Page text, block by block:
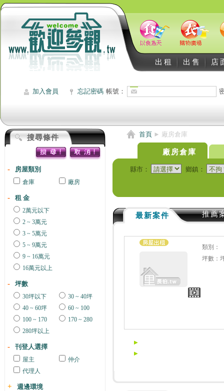
出租 出售 店
帳號：
加入會員 忘記密碼
搜尋條件
房屋類別
倉庫 廠房
租 金
2萬元以下
2 ~ 3萬元
3 ~ 5萬元
5 ~ 9萬元
9 ~ 16萬元
16萬元以上
坪數
30坪以下
30 ~ 40坪
40 ~ 60坪
60 ~ 100
100 ~ 170
170 ~ 280
280坪以上
刊登人選擇
屋主
仲介
代理人
週邊環境
首頁 ► 廠房倉庫
廠房倉庫
縣市： 鄉鎮：
最新案件 推薦
類別：
坪數：